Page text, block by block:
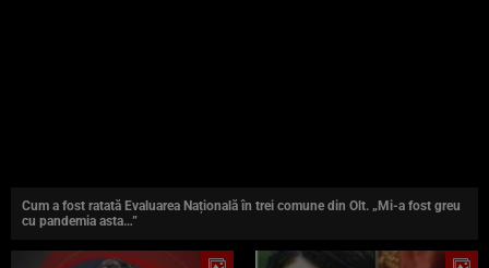
Cum a fost ratată Evaluarea Națională în trei comune din Olt. „Mi-a fost greu
cu pandemia asta…”